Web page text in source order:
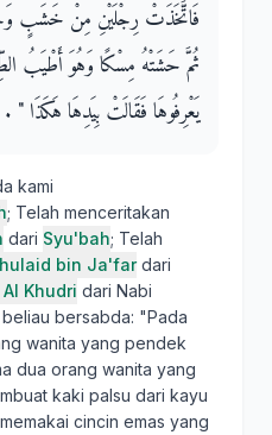
فَاتَّخَذَتْ رِجْلَيْنِ مِنْ خَشَبٍ
ثُمَّ حَشَتْهُ مِسْكًا وَهُوَ أَطْيَبُ
يَعْرِفُوهَا فَقَالَتْ بِيَدِهَا
kami
; Telah menceritakan
dari Syu'bah; Telah
bin Ja'fardari
Khudri dari Nabi
bersabda: "Pada
wanita yang pendek
dua orang wanita yang
kaki palsu dari kayu
cincin emas yang